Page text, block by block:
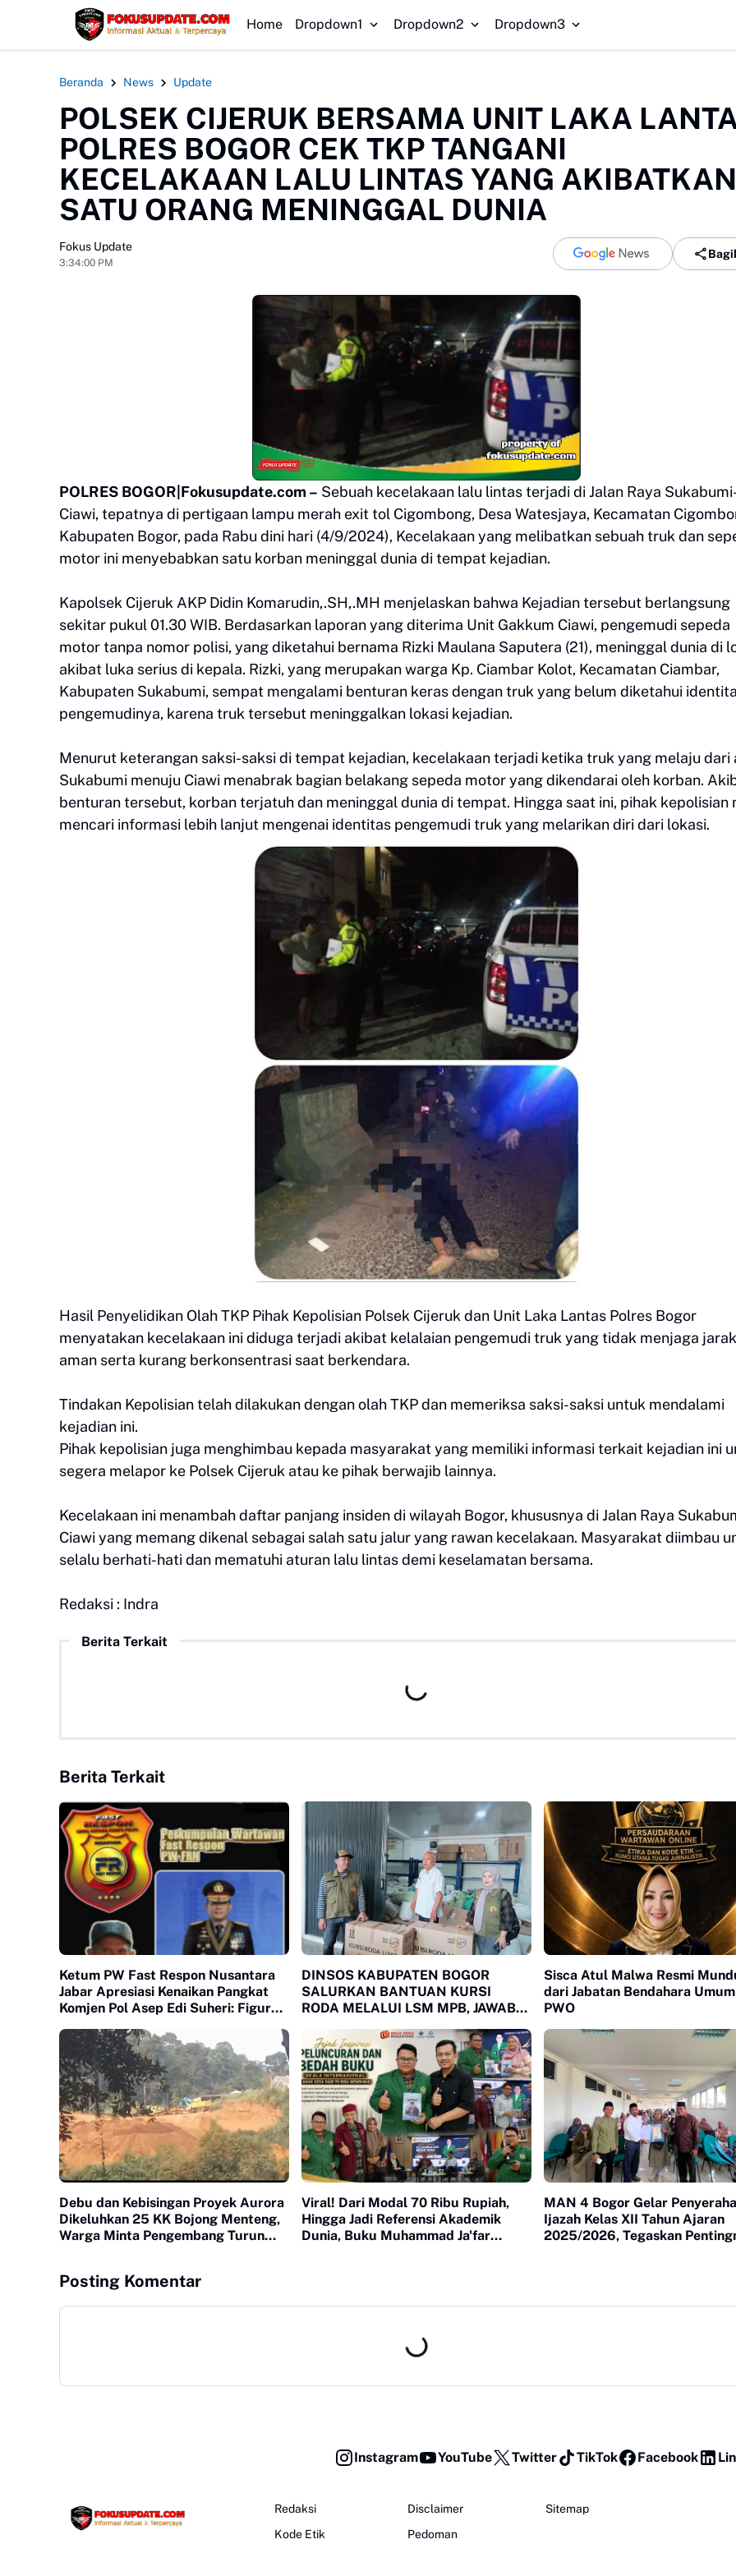
HEADLINE
Home Dropdown1 Dropdown2 Dropdown3
Beranda News Update
POLSEK CIJERUK BERSAMA UNIT LAKA
POLRES BOGOR CEK TKP TANGANI
KECELAKAAN LALU LINTAS YANG AKIBATKAN
SATU ORANG MENINGGAL DUNIA
Fokus Update
3:34:00 PM
POLRES BOGOR|Fokusupdate.com – Sebuah kecelakaan lalu lintas terjadi di Jalan Raya
Ciawi, tepatnya di pertigaan lampu merah exit tol Cigombong, Desa Watesjaya, Kecamatan
Kabupaten Bogor, pada Rabu dini hari (4/9/2024), Kecelakaan yang melibatkan sebuah truk dan
motor ini menyebabkan satu korban meninggal dunia di tempat kejadian.
Kapolsek Cijeruk AKP Didin Komarudin,.SH,.MH menjelaskan bahwa Kejadian tersebut berlangsung
sekitar pukul 01.30 WIB. Berdasarkan laporan yang diterima Unit Gakkum Ciawi, pengemudi sepeda
motor tanpa nomor polisi, yang diketahui bernama Rizki Maulana Saputera (21), meninggal dunia di
akibat luka serius di kepala. Rizki, yang merupakan warga Kp. Ciambar Kolot, Kecamatan Ciambar,
Kabupaten Sukabumi, sempat mengalami benturan keras dengan truk yang belum diketahui
pengemudinya, karena truk tersebut meninggalkan lokasi kejadian.
Menurut keterangan saksi-saksi di tempat kejadian, kecelakaan terjadi ketika truk yang melaju dari
Sukabumi menuju Ciawi menabrak bagian belakang sepeda motor yang dikendarai oleh korban.
benturan tersebut, korban terjatuh dan meninggal dunia di tempat. Hingga saat ini, pihak kepolisian
mencari informasi lebih lanjut mengenai identitas pengemudi truk yang melarikan diri dari lokasi.
Hasil Penyelidikan Olah TKP Pihak Kepolisian Polsek Cijeruk dan Unit Laka Lantas Polres Bogor
menyatakan kecelakaan ini diduga terjadi akibat kelalaian pengemudi truk yang tidak menjaga jarak
aman serta kurang berkonsentrasi saat berkendara.
Tindakan Kepolisian telah dilakukan dengan olah TKP dan memeriksa saksi-saksi untuk mendalami
kejadian ini.
Pihak kepolisian juga menghimbau kepada masyarakat yang memiliki informasi terkait kejadian ini
segera melapor ke Polsek Cijeruk atau ke pihak berwajib lainnya.
Kecelakaan ini menambah daftar panjang insiden di wilayah Bogor, khususnya di Jalan Raya
Ciawi yang memang dikenal sebagai salah satu jalur yang rawan kecelakaan. Masyarakat diimbau
selalu berhati-hati dan mematuhi aturan lalu lintas demi keselamatan bersama.
Redaksi : Indra
Berita Terkait
Berita Terkait
Ketum PW Fast Respon Nusantara
Jabar Apresiasi Kenaikan Pangkat
Komjen Pol Asep Edi Suheri: Figur
DINSOS KABUPATEN BOGOR
SALURKAN BANTUAN KURSI
RODA MELALUI LSM MPB, JAWAB
MEGAMENDUNG DAN CIOMAS
Sisca Atul Malwa Resmi
dari Jabatan Bendahara
PWO
Debu dan Kebisingan Proyek Aurora
Dikeluhkan 25 KK Bojong Menteng,
Warga Minta Pengembang Turun
Viral! Dari Modal 70 Ribu Rupiah,
Hingga Jadi Referensi Akademik
Dunia, Buku Muhammad Ja'far
MAN 4 Bogor Gelar
Ijazah Kelas XII Tahun Ajaran
2025/2026, Tegaskan
Posting Komentar
Instagram YouTube Twitter TikTok Facebook
Redaksi
Kode Etik
Disclaimer
Pedoman
Sitemap